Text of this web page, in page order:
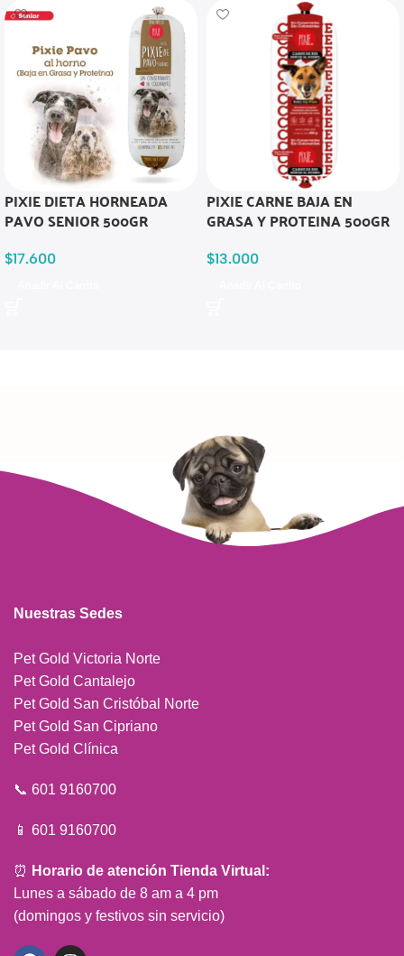
PIXIE DIETA HORNEADA
PAVO SENIOR 500GR
$17.600
PIXIE CARNE BAJA EN
GRASA Y PROTEINA 500GR
$13.000
Nuestras Sedes
Pet Gold Victoria Norte
Pet Gold Cantalejo
Pet Gold San Cristóbal Norte
Pet Gold San Cipriano
Pet Gold Clínica
📞 601 9160700
📱 601 9160700
⏰ Horario de atención Tienda Virtual:
Lunes a sábado de 8 am a 4 pm
(domingos y festivos sin servicio)